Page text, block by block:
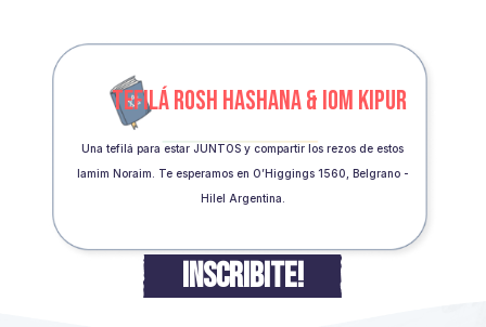
TEFILÁ ROSH HASHANA & IOM KIPUR
Una tefilá para estar JUNTOS y compartir los rezos de estos
Iamim Noraim. Te esperamos en O’Higgings 1560, Belgrano -
Hilel Argentina.
INSCRIBITE!